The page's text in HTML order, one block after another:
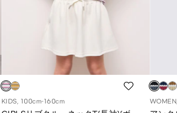
KIDS, 100cm-160cm